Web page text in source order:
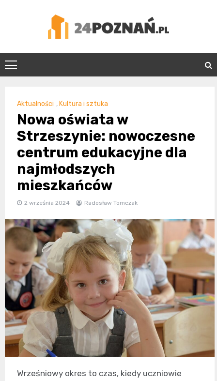
24Poznań.pl
Aktualności , Kultura i sztuka
Nowa oświata w
Strzeszynie: nowoczesne
centrum edukacyjne dla
najmłodszych
mieszkańców
2 września 2024 Radosław Tomczak
Wrześniowy okres to czas, kiedy uczniowie